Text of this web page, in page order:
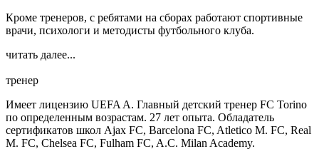
Кроме тренеров, с ребятами на сборах работают спортивные
врачи, психологи и методисты футбольного клуба.
читать далее...
тренер
Имеет лицензию UEFA A. Главный детский тренер FC Torino
по определенным возрастам. 27 лет опыта. Обладатель
сертификатов школ Ajax FC, Barcelona FC, Atletico M. FC, Real
M. FC, Chelsea FC, Fulham FC, A.C. Milan Academy.